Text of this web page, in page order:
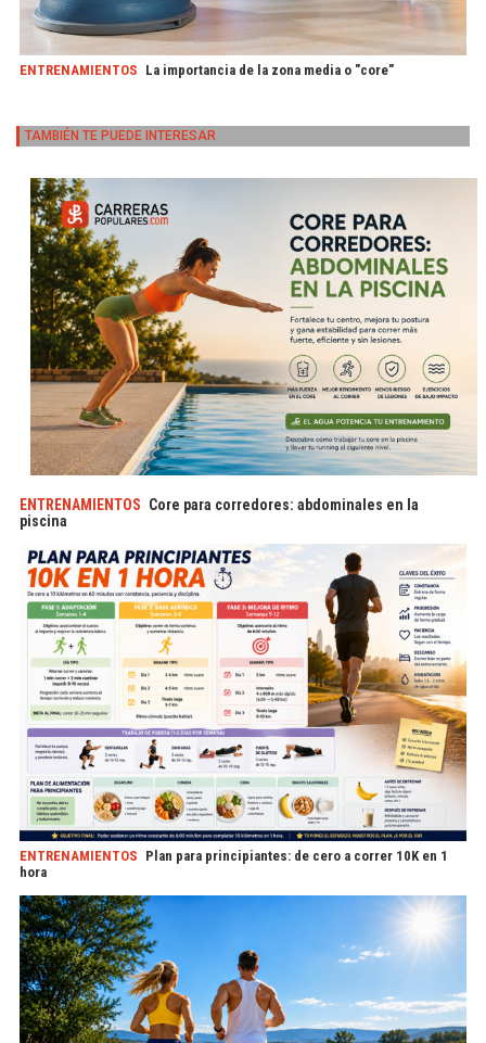
ENTRENAMIENTOS La importancia de la zona media o "core"
TAMBIÉN TE PUEDE INTERESAR
ENTRENAMIENTOS Core para corredores: abdominales en la
piscina
ENTRENAMIENTOS Plan para principiantes: de cero a correr 10K en 1
hora